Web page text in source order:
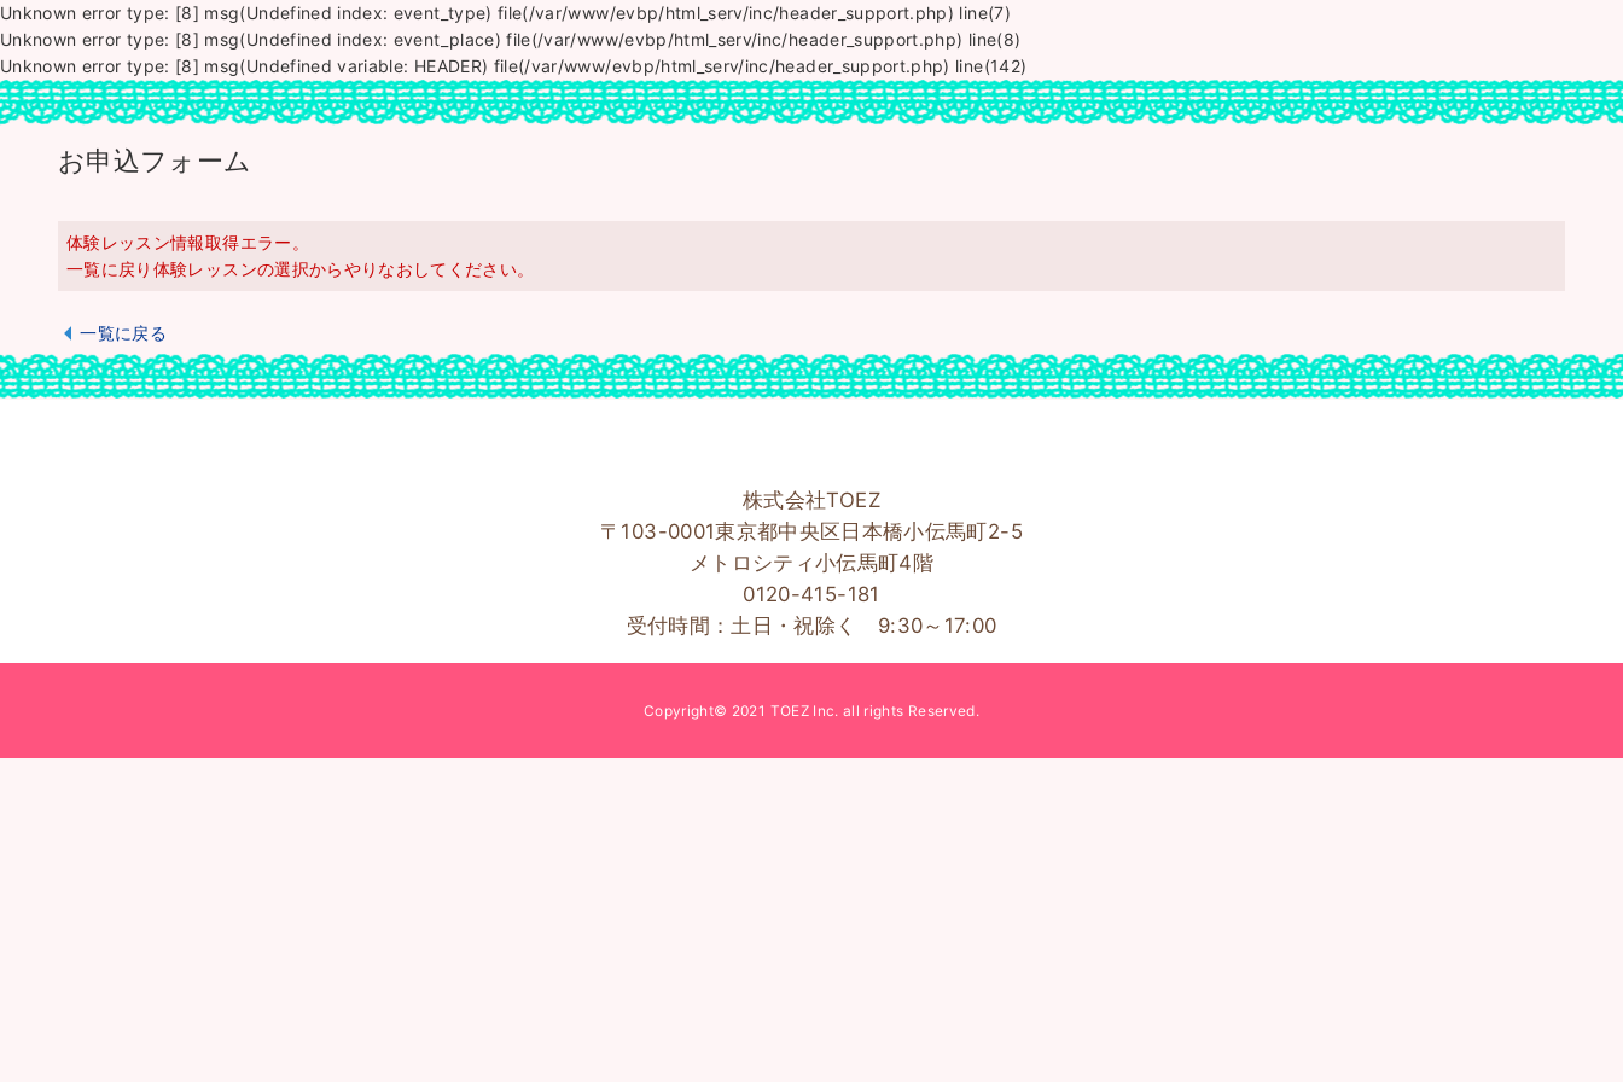
Unknown error type: [8] msg(Undefined index: event_type) file(/var/www/evbp/html_serv/inc/header_support.php) line(7)
Unknown error type: [8] msg(Undefined index: event_place) file(/var/www/evbp/html_serv/inc/header_support.php) line(8)
Unknown error type: [8] msg(Undefined variable: HEADER) file(/var/www/evbp/html_serv/inc/header_support.php) line(142)
お申込フォーム
体験レッスン情報取得エラー。
一覧に戻り体験レッスンの選択からやりなおしてください。
一覧に戻る
株式会社TOEZ
〒103-0001東京都中央区日本橋小伝馬町2-5
メトロシティ小伝馬町4階
0120-415-181
受付時間：土日・祝除く 9:30～17:00
Copyright© 2021 TOEZ Inc. all rights Reserved.